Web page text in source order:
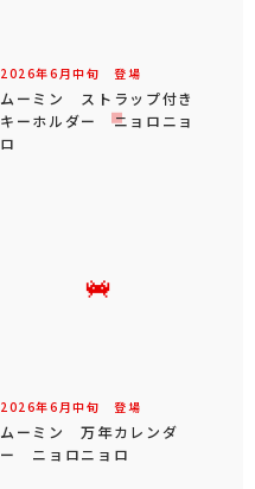
2026年6 月中旬 登場
ムーミン ストラップ付き
キーホルダー ニョロニョ
ロ
2026年6 月中旬 登場
ムーミン 万年カレンダ
ー ニョロニョロ